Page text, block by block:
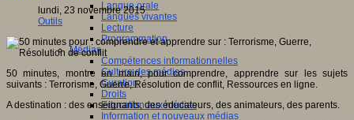
Langue orale
Langues vivantes
Lecture
Programmation
Médias
Compétences informationnelles
Culture des médias
Curation
Droits
Education aux médias
Information et nouveaux médias
lundi, 23 novembre 2015
Outils
50 minutes, montre en main, pour comprendre, apprendre sur les sujets
suivants : Terrorisme, Guerre, Résolution de conflit, Ressources en ligne.
A destination : des enseignants, des éducateurs, des animateurs, des parents.